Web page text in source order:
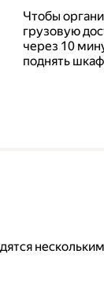
Чтобы
грузовую
через 10
поднять